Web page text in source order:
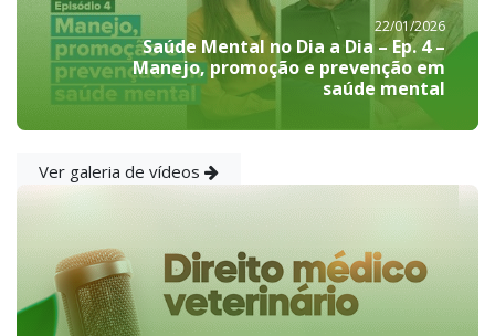
22/01/2026
Saúde Mental no Dia a Dia – Ep. 4 –
Manejo, promoção e prevenção em
saúde mental
Ver galeria de vídeos